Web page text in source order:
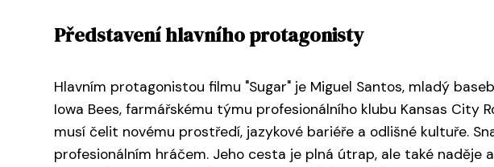
Představení hlavního protagonisty
Hlavním protagonistou filmu "Sugar" je Miguel Santos, mladý
Iowa Bees, farmářskému týmu profesionálního klubu Kansas City
musí čelit novému prostředí, jazykové bariéře a odlišné kultuře.
profesionálním hráčem. Jeho cesta je plná útrap, ale také naděje